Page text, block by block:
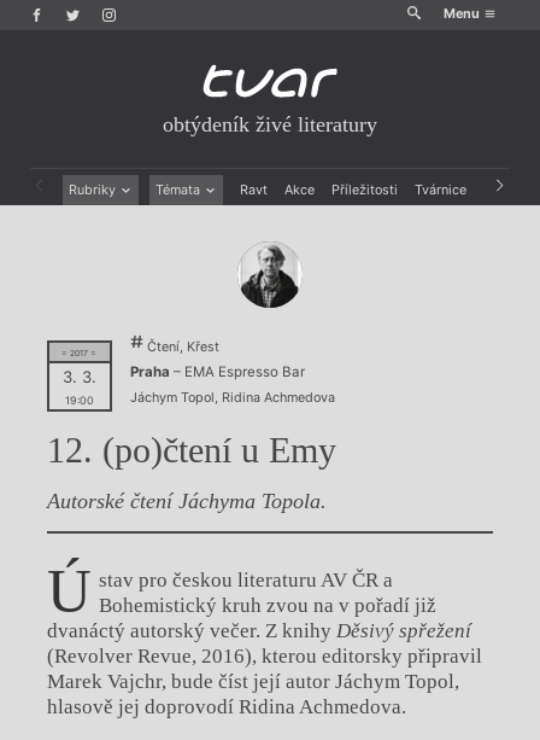
Menu
obtýdeník živé literatury
Rubriky Témata Ravt Akce Příležitosti Tvárnice Archiv
Rozhovory
Dokument
Výroční ceny
= 2017 =
3. 3.
19:00
Čtení, Křest
Praha – EMA Espresso Bar
Jáchym Topol , Ridina Achmedova
12. (po)čtení u Emy
Autorské čtení Jáchyma Topola.
Ú stav pro českou literaturu AV ČR a
Bohemistický kruh zvou na v pořadí již
dvanáctý autorský večer. Z knihy Děsivý spřežení
(Revolver Revue, 2016), kterou editorsky připravil
Marek Vajchr, bude číst její autor Jáchym Topol,
hlasově jej doprovodí Ridina Achmedova.